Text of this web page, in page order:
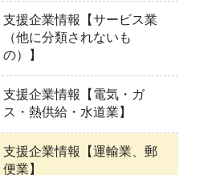
支援企業情報【サービス業
（他に分類されないも
の）】
支援企業情報【電気・ガ
ス・熱供給・水道業】
支援企業情報【運輸業、郵
便業】